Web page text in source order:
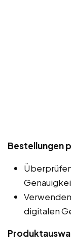
Bestellungen
digitalen